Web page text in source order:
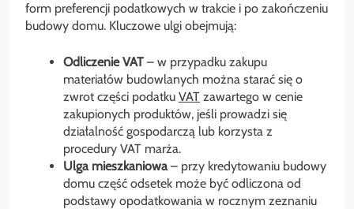
form preferencji podatkowych w trakcie i po zakończeniu
budowy domu. Kluczowe ulgi obejmują:
Odliczenie VAT – w przypadku zakupu
materiałów budowlanych można starać się o
zwrot części podatku VAT zawartego w cenie
zakupionych produktów, jeśli prowadzi się
działalność gospodarczą lub korzysta z
procedury VAT marża.
Ulga mieszkaniowa– przy kredytowaniu budowy
domu część odsetek może być odliczona od
podstawy opodatkowania w rocznym zeznaniu